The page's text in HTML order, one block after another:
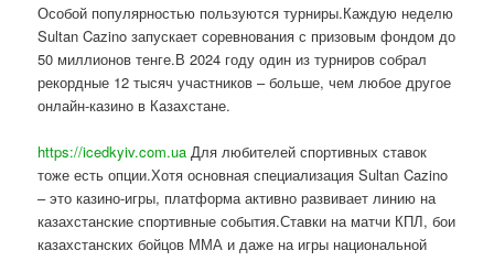
Особой популярностью пользуются турниры.Каждую неделю
Sultan Cazino запускает соревнования с призовым фондом до
50 миллионов тенге.В 2024 году один из турниров собрал
рекордные 12 тысяч участников – больше, чем любое другое
онлайн-казино в Казахстане.
https://icedkyiv.com.ua Для любителей спортивных ставок
тоже есть опции.Хотя основная специализация Sultan Cazino
– это казино-игры, платформа активно развивает линию на
казахстанские спортивные события.Ставки на матчи КПЛ, бои
казахстанских бойцов ММА и даже на игры национальной